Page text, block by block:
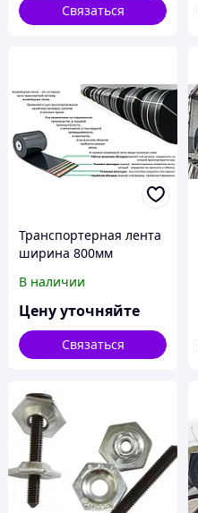
Связаться
Транспортерная лента
ширина 800мм
ТК200
В наличии
Цену уточняйте
Связаться